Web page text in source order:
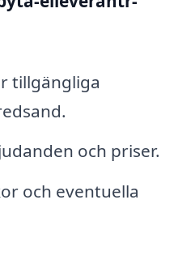
tillgängliga
och priser.
och eventuella